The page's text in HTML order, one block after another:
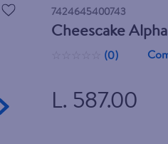
7424645400743
Cheescake
(0)
L. 587.00